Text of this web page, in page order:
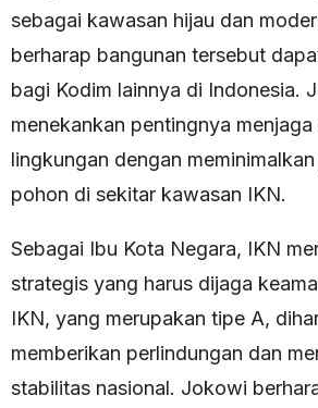
sebagai kawasan hijau dan
berharap bangunan tersebut
bagi Kodim lainnya di Indonesia.
menekankan pentingnya menjaga
lingkungan dengan
pohon di sekitar kawasan IKN.
Sebagai Ibu Kota Negara, IKN
strategis yang harus dijaga
IKN, yang merupakan tipe A,
memberikan perlindungan dan
stabilitas nasional. Jokowi